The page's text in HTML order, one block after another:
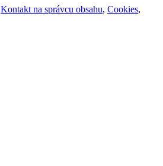
Kontakt na správcu obsahu, Cookies,